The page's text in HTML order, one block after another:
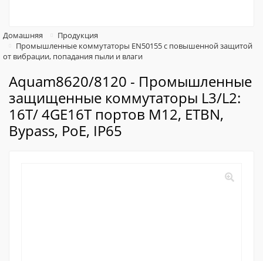
Домашняя
Продукция
Промышленные коммутаторы EN50155 с повышенной защитой
от вибрации, попадания пыли и влаги
Aquam8620/8120 - Промышленные
защищенные коммутаторы L3/L2:
16T/ 4GE16T портов М12, ETBN,
Bypass, PoE, IP65